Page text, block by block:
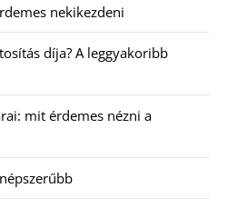
nekikezdeni
díja? A leggyakoribb
mit érdemes nézni a